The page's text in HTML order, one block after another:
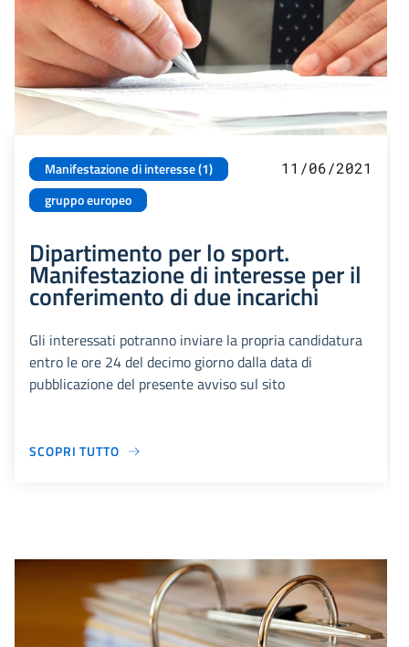
Manifestazione di interesse (1)
gruppo europeo
11/06/2021
Dipartimento per lo sport.
Manifestazione di interesse per il
conferimento di due incarichi
Gli interessati potranno inviare la propria candidatura
entro le ore 24 del decimo giorno dalla data di
pubblicazione del presente avviso sul sito
SCOPRI TUTTO